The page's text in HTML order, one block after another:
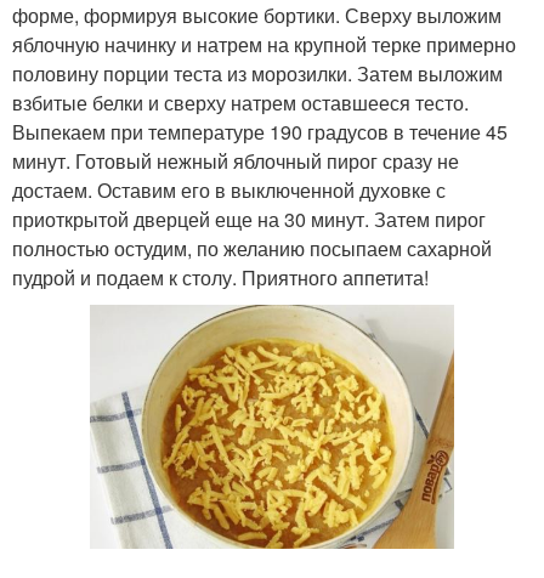
форме, формируя высокие бортики. Сверху выложим
яблочную начинку и натрем на крупной терке примерно
половину порции теста из морозилки. Затем выложим
взбитые белки и сверху натрем оставшееся тесто.
Выпекаем при температуре 190 градусов в течение 45
минут. Готовый нежный яблочный пирог сразу не
достаем. Оставим его в выключенной духовке с
приоткрытой дверцей еще на 30 минут. Затем пирог
полностью остудим, по желанию посыпаем сахарной
пудрой и подаем к столу. Приятного аппетита!